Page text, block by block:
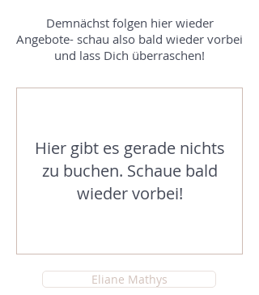
Demnächst folgen hier wieder
Angebote- schau also bald wieder vorbei
und lass Dich überraschen!
Hier gibt es gerade nichts
zu buchen. Schaue bald
wieder vorbei!
Eliane Mathys